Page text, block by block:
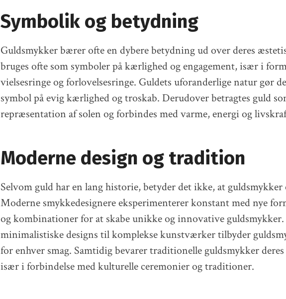
Symbolik og betydning
Guldsmykker bærer ofte en dybere betydning ud over deres
bruges ofte som symboler på kærlighed og engagement, især i
vielsesringe og forlovelsesringe. Guldets uforanderlige natur gør
symbol på evig kærlighed og troskab. Derudover betragtes guld
repræsentation af solen og forbindes med varme, energi og
Moderne design og tradition
Selvom guld har en lang historie, betyder det ikke, at
Moderne smykkedesignere eksperimenterer konstant med nye
og kombinationer for at skabe unikke og innovative
minimalistiske designs til komplekse kunstværker tilbyder
for enhver smag. Samtidig bevarer traditionelle guldsmykker
især i forbindelse med kulturelle ceremonier og traditioner.